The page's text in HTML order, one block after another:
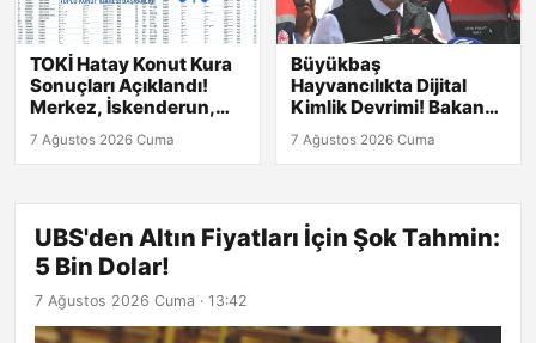
TOKİ Hatay Konut Kura
Sonuçları Açıklandı!
Merkez, İskenderun,
Kırıkhan ve Diğer
İlçelerdeki Listeler
Burada
7 Ağustos 2026 Cuma
Büyükbaş
Hayvancılıkta Dijital
Kimlik Devrimi! Bakan
Yumaklı Açıkladı
7 Ağustos 2026 Cuma
UBS'den Altın Fiyatları İçin Şok Tahmin:
5 Bin Dolar!
7 Ağustos 2026 Cuma · 13:42